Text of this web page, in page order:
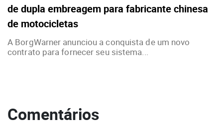
de dupla embreagem para fabricante chinesa
de motocicletas
A BorgWarner anunciou a conquista de um novo
contrato para fornecer seu sistema...
Comentários